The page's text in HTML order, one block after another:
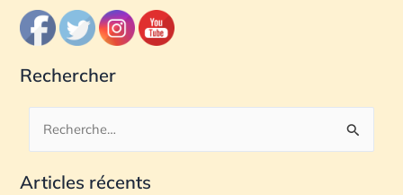
Rechercher
c
Articles récents